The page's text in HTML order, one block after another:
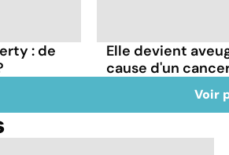
: de
Elle devient
cause d'un
Voir